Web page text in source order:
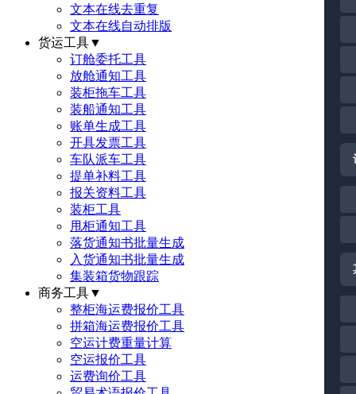
文本在线去重复
文本在线自动排版
货运工具▼
订舱委托工具
放舱通知工具
装柜拖车工具
装船通知工具
账单生成工具
开具发票工具
车队派车工具
提单补料工具
报关资料工具
装柜工具
甩柜通知工具
落货通知书批量生成
入货通知书批量生成
集装箱货物跟踪
商务工具▼
整柜海运费报价工具
拼箱海运费报价工具
空运计费重量计算
空运报价工具
运费询价工具